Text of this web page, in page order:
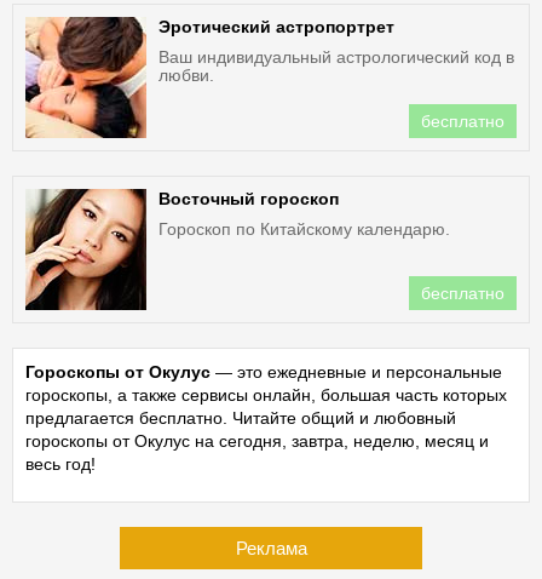
Эротический астропортрет
Ваш индивидуальный астрологический код в
любви.
бесплатно
Восточный гороскоп
Гороскоп по Китайскому календарю.
бесплатно
Гороскопы от Окулус — это ежедневные и персональные
гороскопы, а также сервисы онлайн, большая часть которых
предлагается бесплатно. Читайте общий и любовный
гороскопы от Окулус на сегодня, завтра, неделю, месяц и
весь год!
Реклама